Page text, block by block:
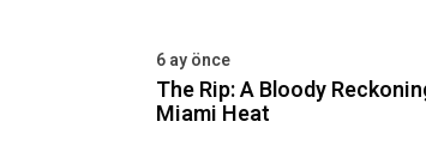
6 ay önce
The Rip: A Bloody
Miami Heat